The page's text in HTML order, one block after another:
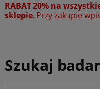
RABAT 20% na
sklepie. Przy zakupie
Szukaj